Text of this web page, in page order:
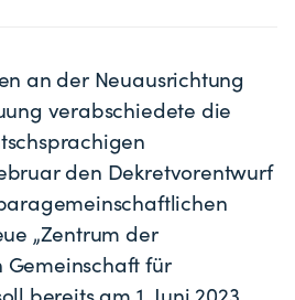
an der Neuausrichtung
verabschiedete die
den Dekretvorentwurf
„Zentrum der
Gemeinschaft für